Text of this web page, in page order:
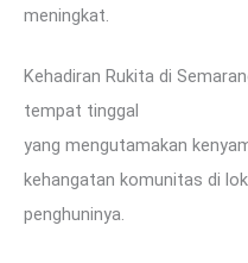
meningkat.
Kehadiran Rukita di
tempat tinggal
yang mengutamakan
kehangatan komunitas di
penghuninya.